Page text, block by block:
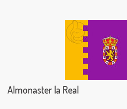
Almonaster la Real